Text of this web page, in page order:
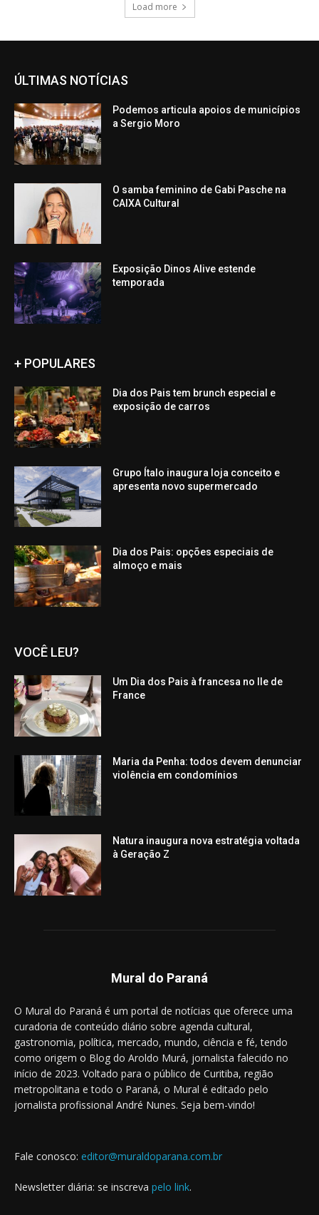
Load more
ÚLTIMAS NOTÍCIAS
Podemos articula apoios de municípios
a Sergio Moro
O samba feminino de Gabi Pasche na
CAIXA Cultural
Exposição Dinos Alive estende
temporada
+ POPULARES
Dia dos Pais tem brunch especial e
exposição de carros
Grupo Ítalo inaugura loja conceito e
apresenta novo supermercado
Dia dos Pais: opções especiais de
almoço e mais
VOCÊ LEU?
Um Dia dos Pais à francesa no Ile de
France
Maria da Penha: todos devem denunciar
violência em condomínios
Natura inaugura nova estratégia voltada
à Geração Z
Mural do Paraná
O Mural do Paraná é um portal de notícias que oferece uma
curadoria de conteúdo diário sobre agenda cultural,
gastronomia, política, mercado, mundo, ciência e fé, tendo
como origem o Blog do Aroldo Murá, jornalista falecido no
início de 2023. Voltado para o público de Curitiba, região
metropolitana e todo o Paraná, o Mural é editado pelo
jornalista profissional André Nunes. Seja bem-vindo!
Fale conosco: editor@muraldoparana.com.br
Newsletter diária: se inscreva pelo link.